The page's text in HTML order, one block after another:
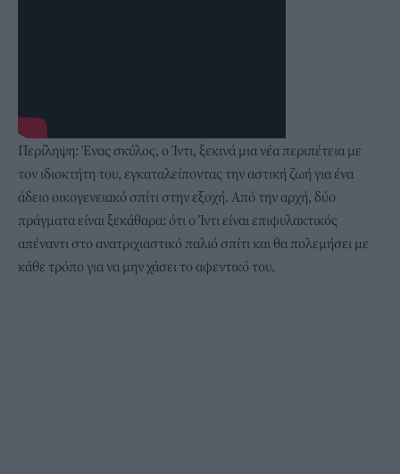
Περίληψη: Ένας σκύλος, ο Ίντι, ξεκινά μια νέα περιπέτεια με
τον ιδιοκτήτη του, εγκαταλείποντας την αστική ζωή για ένα
άδειο οικογενειακό σπίτι στην εξοχή. Από την αρχή, δύο
πράγματα είναι ξεκάθαρα: ότι ο Ίντι είναι επιφυλακτικός
απέναντι στο ανατριχιαστικό παλιό σπίτι και θα πολεμήσει με
κάθε τρόπο για να μην χάσει το αφεντικό του.